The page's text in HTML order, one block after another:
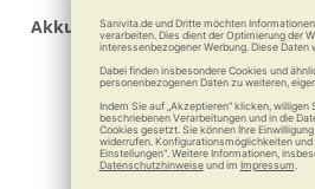
Akku 10 Ah, Flug geeignet zum
MovingStar 3000
490,00 €